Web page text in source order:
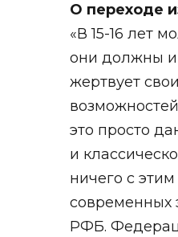
О переходе
«В 15-16 лет
они должны
жертвует
это просто
и
ничего с
современных
РФБ.